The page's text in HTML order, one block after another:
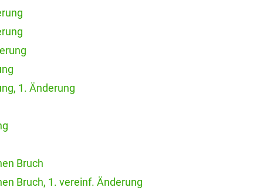
1. Änderung
Bruch
Bruch, 1. vereinf. Änderung